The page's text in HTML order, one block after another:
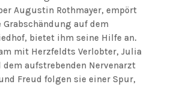
Augustin Rothmayer, empört
Grabschändung auf dem
bietet ihm seine Hilfe an.
mit Herzfeldts Verlobter, Julia
dem aufstrebenden Nervenarzt
Freud folgen sie einer Spur,